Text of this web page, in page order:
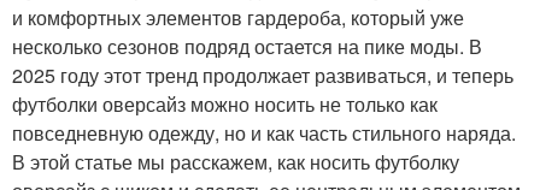
и комфортных элементов гардероба, который уже
несколько сезонов подряд остается на пике моды. В
2025 году этот тренд продолжает развиваться, и теперь
футболки оверсайз можно носить не только как
повседневную одежду, но и как часть стильного наряда.
В этой статье мы расскажем, как носить футболку